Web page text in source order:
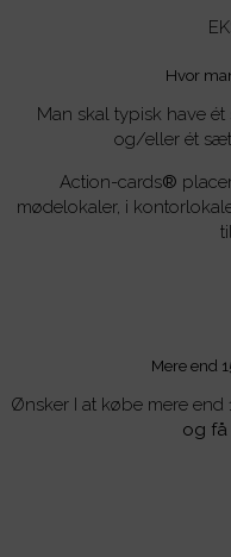
Hvor
Man skal typisk have
og/eller ét
Action-cards®
mødelokaler, i
Mere end
Ønsker I at købe mere
og